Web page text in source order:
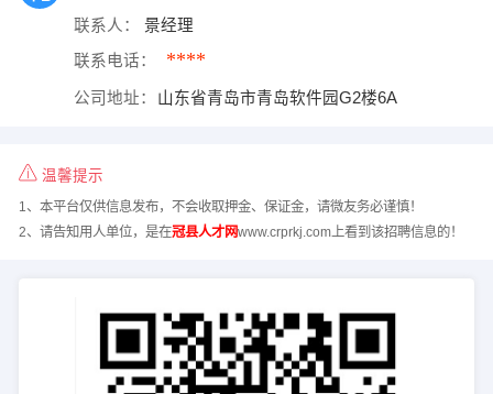
联系人： 景经理
联系电话： ****
公司地址： 山东省青岛市青岛软件园G2楼6A
温馨提示
1、本平台仅供信息发布，不会收取押金、保证金，请微友务必谨慎！
2、请告知用人单位，是在冠县人才网www.crprkj.com上看到该招聘信息的！